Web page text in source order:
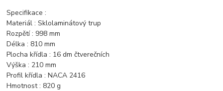
Specifikace :
Materiál : Sklolaminátový trup
Rozpětí : 998 mm
Délka : 810 mm
Plocha křídla : 16 dm čtverečních
Výška : 210 mm
Profil křídla : NACA 2416
Hmotnost : 820 g